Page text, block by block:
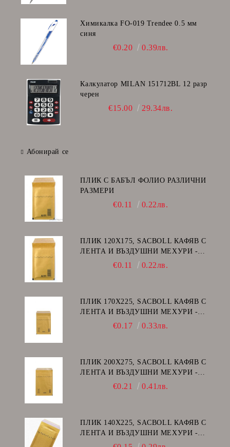
Химикалка FO-019 Trendee 0.5 мм
синя
€0.20 0.39лв.
Калкулатор MILAN 151712BL 12 разр
черен
€15.00 29.34лв.
Абонирай се
ПЛИК С БАБЪЛ ФОЛИО РАЗЛИЧНИ
РАЗМЕРИ
€0.11 0.22лв.
ПЛИК 120Х175, SACBOLL КАФЯВ С
ЛЕНТА И ВЪЗДУШНИ МЕХУРИ -
€0.11 0.22лв.
ПЛИК 170Х225, SACBOLL КАФЯВ С
ЛЕНТА И ВЪЗДУШНИ МЕХУРИ -
€0.17 0.33лв.
ПЛИК 200Х275, SACBOLL КАФЯВ С
ЛЕНТА И ВЪЗДУШНИ МЕХУРИ -
€0.21 0.41лв.
ПЛИК 140Х225, SACBOLL КАФЯВ С
ЛЕНТА И ВЪЗДУШНИ МЕХУРИ -